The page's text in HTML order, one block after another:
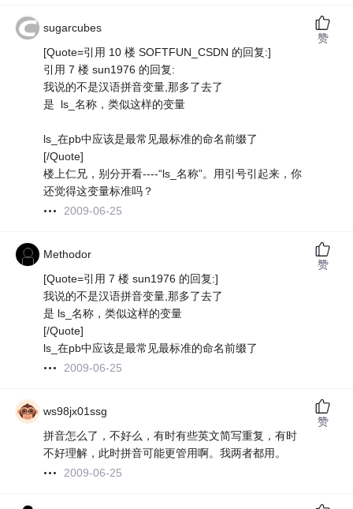
sugarcubes
[Quote=引用 10 楼 SOFTFUN_CSDN 的回复:]
引用 7 楼 sun1976 的回复:
我说的不是汉语拼音变量,那多了去了
是 ls_名称，类似这样的变量
ls_在pb中应该是最常见最标准的命名前缀了
[/Quote]
楼上仁兄，别分开看----“ls_名称”。用引号引起来，你
还觉得这变量标准吗？
2009-06-25
赞
Methodor
[Quote=引用 7 楼 sun1976 的回复:]
我说的不是汉语拼音变量,那多了去了
是 ls_名称，类似这样的变量
[/Quote]
ls_在pb中应该是最常见最标准的命名前缀了
2009-06-25
赞
ws98jx01ssg
拼音怎么了，不好么，有时有些英文简写重复，有时
不好理解，此时拼音可能更管用啊。我两者都用。
2009-06-25
赞